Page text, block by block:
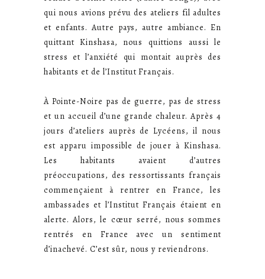
qui nous avions prévu des ateliers fil adultes
et enfants. Autre pays, autre ambiance. En
quittant Kinshasa, nous quittions aussi le
stress et l’anxiété qui montait auprès des
habitants et de l’Institut Français.
À Pointe-Noire pas de guerre, pas de stress
et un accueil d’une grande chaleur. Après 4
jours d’ateliers auprès de Lycéens, il nous
est apparu impossible de jouer à Kinshasa.
Les habitants avaient d’autres
préoccupations, des ressortissants français
commençaient à rentrer en France, les
ambassades et l’Institut Français étaient en
alerte. Alors, le cœur serré, nous sommes
rentrés en France avec un sentiment
d’inachevé. C’est sûr, nous y reviendrons.